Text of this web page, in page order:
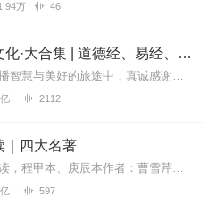
万 46
曾仕强讲中华文化·大合集 | 道德经、易经、三国演义中的国学
【感恩回馈】在传播智慧与美好的旅途中，真诚感谢每一位伙伴的温暖陪伴与鼎力支持！欢迎曾仕强学堂粉丝听友们入群交流，更多新鲜玩法和福利活动等你！添加微信：zengf...
2112
｜四大名著
《红楼梦》原文朗读，程甲本、庚辰本作者：曹雪芹，朗读：白云出岫、蓝色百合《红楼梦》程甲本和庚辰本是该书两大重要版本。程甲本由程伟元和高鹗于乾隆五十六年（1791...
597